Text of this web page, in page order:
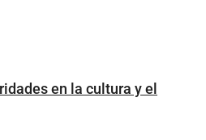
en la cultura y el